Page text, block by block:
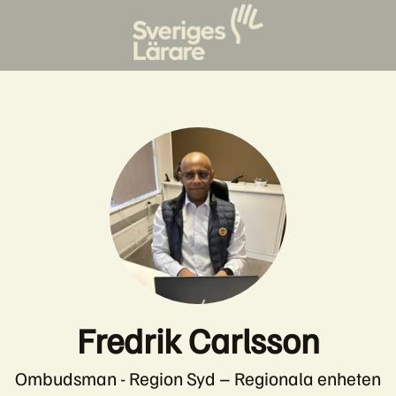
Fredrik Carlsson
Ombudsman - Region Syd – Regionala enheten